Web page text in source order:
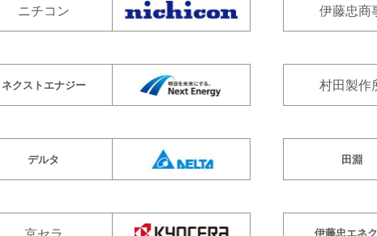
ニチコン 伊藤忠商
ネクストエナジー 村田製作
デルタ 田淵
伊藤忠エネ